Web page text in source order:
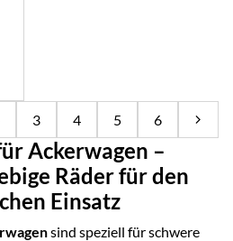
3 4 5 6
Ackerwagen –
Räder für den
Einsatz
sind speziell für schwere